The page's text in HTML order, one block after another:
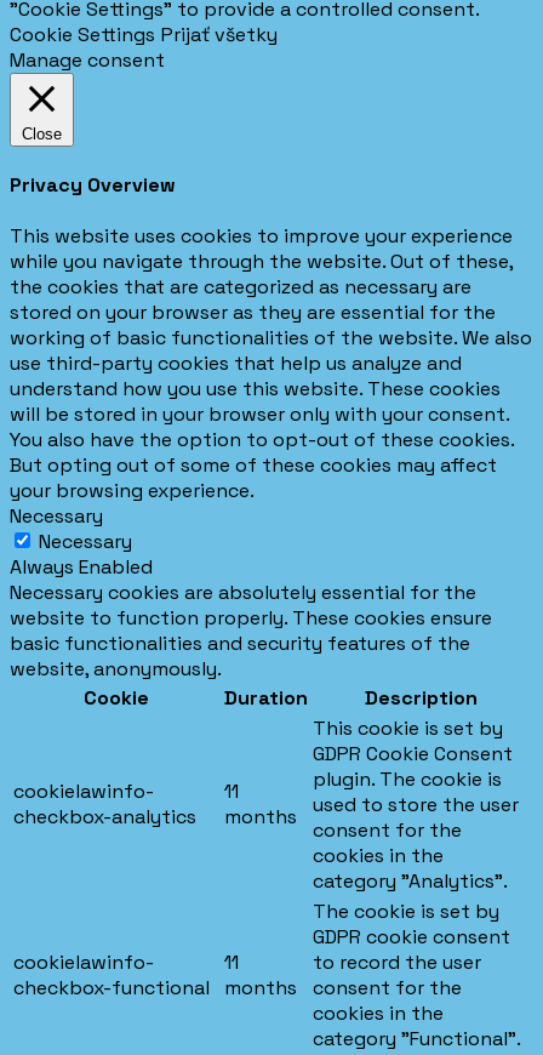
"Cookie Settings" to provide a controlled consent.
Cookie Settings Prijať všetky
Manage consent
Close
Privacy Overview
This website uses cookies to improve your experience
while you navigate through the website. Out of these,
the cookies that are categorized as necessary are
stored on your browser as they are essential for the
working of basic functionalities of the website. We also
use third-party cookies that help us analyze and
understand how you use this website. These cookies
will be stored in your browser only with your consent.
You also have the option to opt-out of these cookies.
But opting out of some of these cookies may affect
your browsing experience.
Necessary
Necessary
Always Enabled
Necessary cookies are absolutely essential for the
website to function properly. These cookies ensure
basic functionalities and security features of the
website, anonymously.
Cookie
Duration Description
cookielawinfo-
checkbox-analytics
11
months
This cookie is set by
GDPR Cookie Consent
plugin. The cookie is
used to store the user
consent for the
cookies in the
category "Analytics".
cookielawinfo-
checkbox-functional
11
months
The cookie is set by
GDPR cookie consent
to record the user
consent for the
cookies in the
category "Functional".